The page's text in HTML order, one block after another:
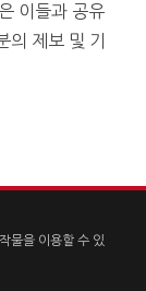
이들과 공유
의 제보 및 기
물을 이용할 수 있